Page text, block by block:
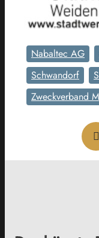
Nabaltec AG
Schwandorf
Zweckverband